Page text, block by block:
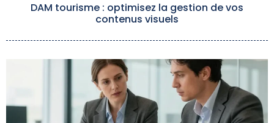
DAM tourisme : optimisez la gestion de vos
contenus visuels